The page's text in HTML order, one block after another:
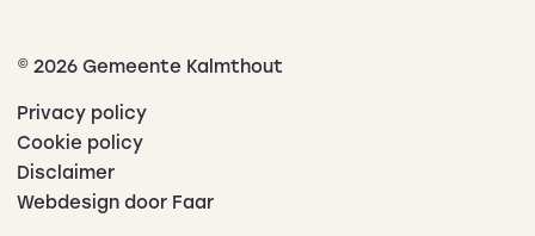
© 2026 Gemeente Kalmthout
Privacy policy
Cookie policy
Disclaimer
Webdesign door Faar